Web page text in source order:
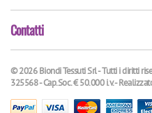
Contatti
© 2026 Biondi Tessuti Srl - Tutti i diritti
325568 - Cap.Soc. € 50.000 i.v. -